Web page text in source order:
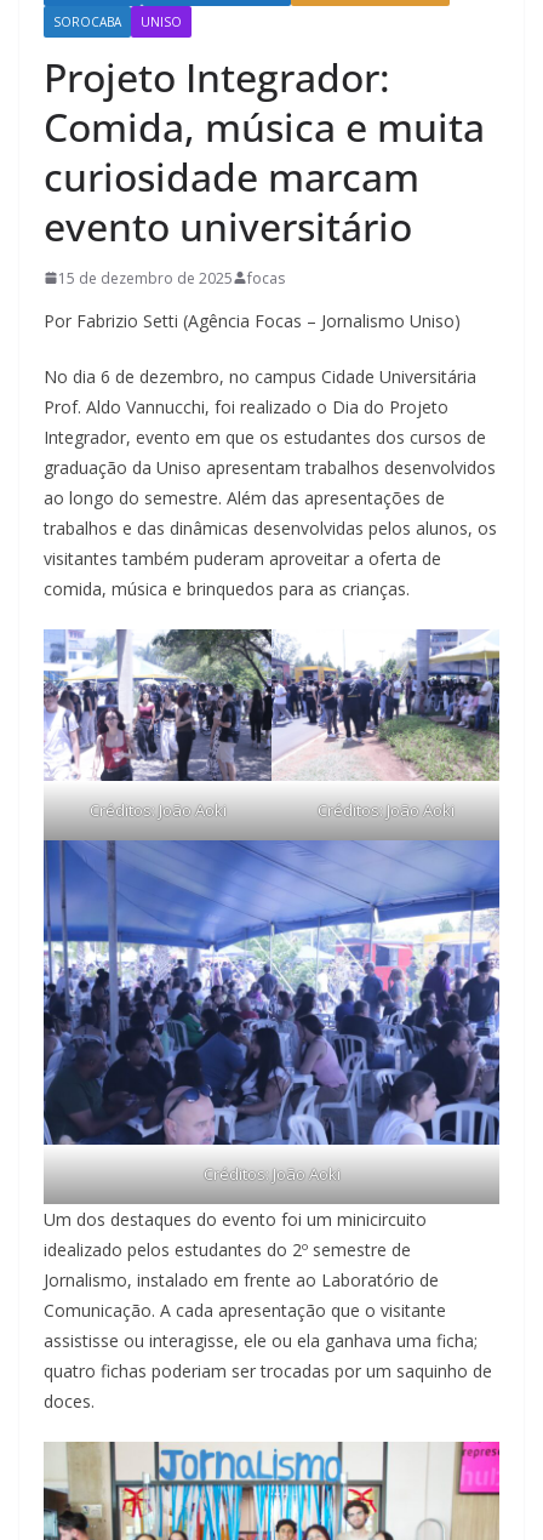
SOROCABA
UNISO
Projeto Integrador:
Comida, música e muita
curiosidade marcam
evento universitário
15 de dezembro de 2025 focas
Por Fabrizio Setti (Agência Focas – Jornalismo Uniso)
No dia 6 de dezembro, no campus Cidade Universitária
Prof. Aldo Vannucchi, foi realizado o Dia do Projeto
Integrador, evento em que os estudantes dos cursos de
graduação da Uniso apresentam trabalhos desenvolvidos
ao longo do semestre. Além das apresentações de
trabalhos e das dinâmicas desenvolvidas pelos alunos, os
visitantes também puderam aproveitar a oferta de
comida, música e brinquedos para as crianças.
Créditos: João Aoki Créditos: João Aoki
Créditos: João Aoki
Um dos destaques do evento foi um minicircuito
idealizado pelos estudantes do 2º semestre de
Jornalismo, instalado em frente ao Laboratório de
Comunicação. A cada apresentação que o visitante
assistisse ou interagisse, ele ou ela ganhava uma ficha;
quatro fichas poderiam ser trocadas por um saquinho de
doces.